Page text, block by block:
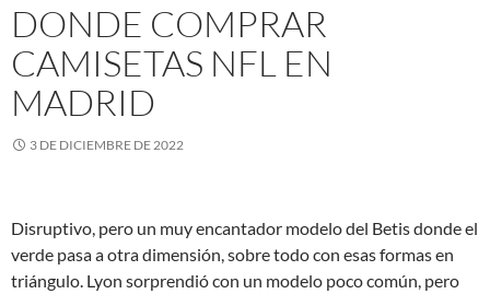
DONDE COMPRAR
CAMISETAS NFL EN
MADRID
3 DE DICIEMBRE DE 2022
Disruptivo, pero un muy encantador modelo del Betis donde el
verde pasa a otra dimensión, sobre todo con esas formas en
triángulo. Lyon sorprendió con un modelo poco común, pero